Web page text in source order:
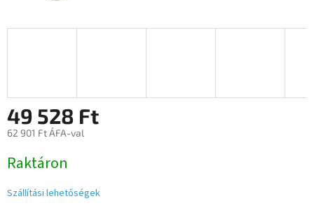
49 528 Ft
62 901 Ft ÁFA-val
Raktáron
Szállítási lehetőségek